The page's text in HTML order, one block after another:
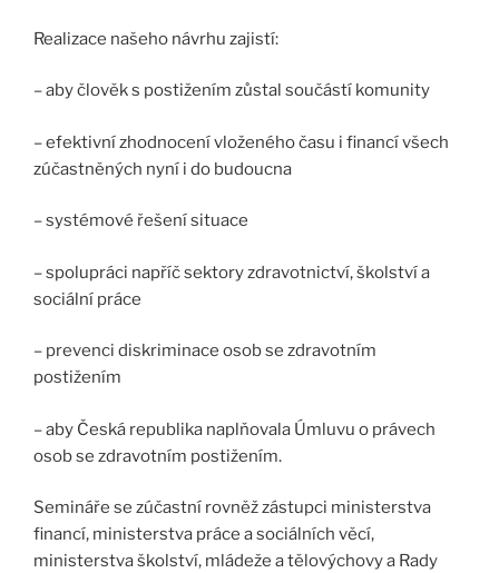
Realizace našeho návrhu zajistí:
– aby člověk s postižením zůstal součástí komunity
– efektivní zhodnocení vloženého času i financí všech
zúčastněných nyní i do budoucna
– systémové řešení situace
– spolupráci napříč sektory zdravotnictví, školství a
sociální práce
– prevenci diskriminace osob se zdravotním
postižením
– aby Česká republika naplňovala Úmluvu o právech
osob se zdravotním postižením.
Semináře se zúčastní rovněž zástupci ministerstva
financí, ministerstva práce a sociálních věcí,
ministerstva školství, mládeže a tělovýchovy a Rady